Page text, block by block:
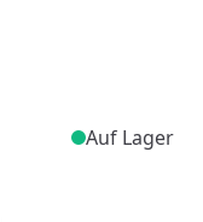
Auf Lager